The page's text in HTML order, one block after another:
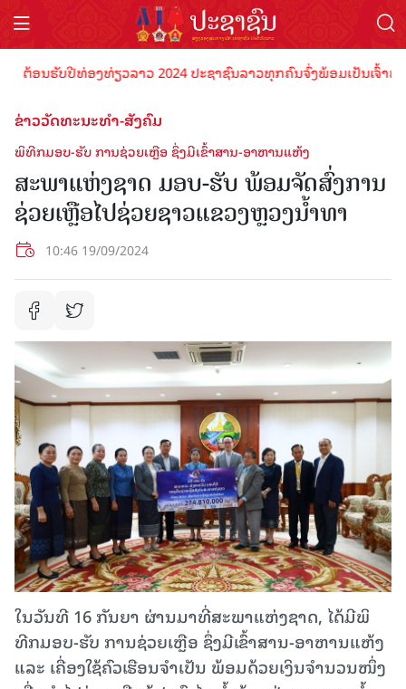
ຕ້ອນຮັບປີທ່ອງທ່ຽວລາວ 2024 ປະຊາຊົນລາວທຸກຄົນຈົ່ງພ້ອມເປັນເຈົ້າພ
ຂ່າວວັດທະນະທຳ-ສັງຄົມ
ພິທີກມອບ-ຮັບ ການຊ່ວຍເຫຼືອ ຊຶ່ງມີເຂົ້າສານ-ອາຫານແຫ້ງ
ສະພາແຫ່ງຊາດ ມອບ-ຮັບ ພ້ອມຈັດສົ່ງການ
ຊ່ວຍເຫຼືອໄປຊ່ວຍຊາວແຂວງຫຼວງນໍ້າທາ
10:46 19/09/2024
ໃນວັນທີ 16 ກັນຍາ ຜ່ານມາທີ່ສະພາແຫ່ງຊາດ, ໄດ້ມີພິ
ທີກມອບ-ຮັບ ການຊ່ວຍເຫຼືອ ຊຶ່ງມີເຂົ້າສານ-ອາຫານແຫ້ງ
ແລະ ເຄື່ອງໃຊ້ຄົວເຮືອນຈໍາເປັນ ພ້ອມດ້ວຍເງິນຈໍານວນໜຶ່ງ